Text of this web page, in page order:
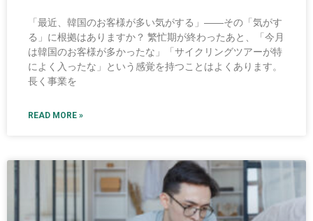
「最近、韓国のお客様が多い気がする」――その「気がす
る」に根拠はありますか？ 繁忙期が終わったあと、「今月
は韓国のお客様が多かったな」「サイクリングツアーが特
によく入ったな」という感覚を持つことはよくあります。
長く事業を
READ MORE »